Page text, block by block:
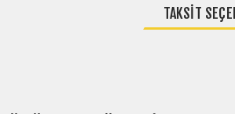
TAKSIT